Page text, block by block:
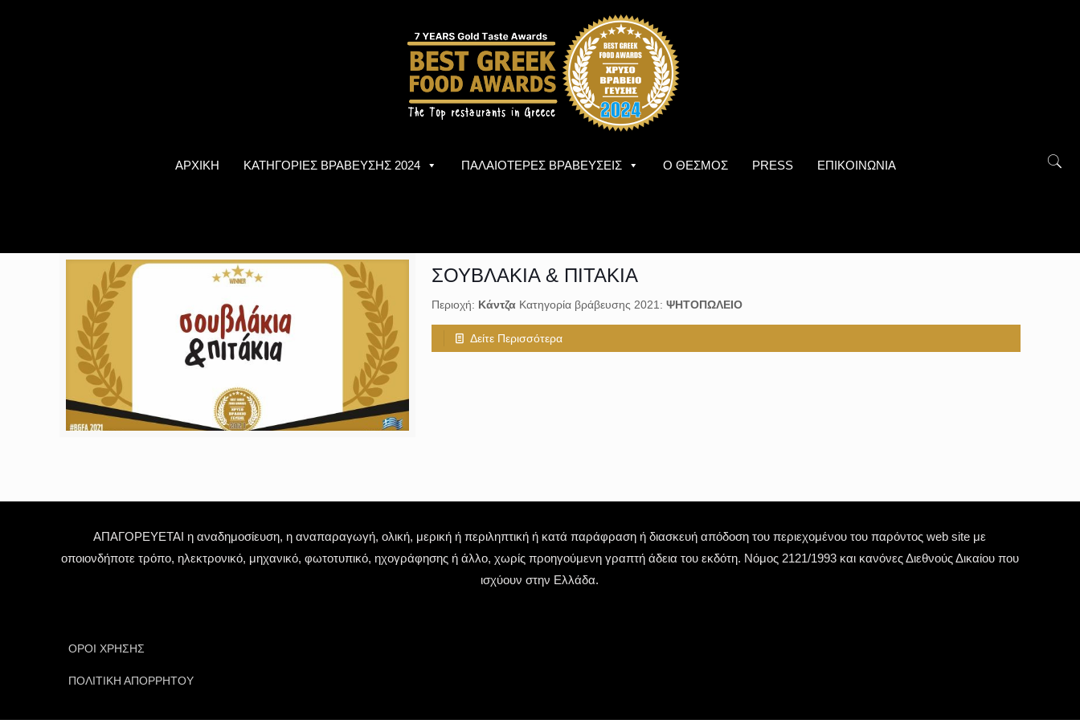
ΑΡΧΙΚΗ ΚΑΤΗΓΟΡΙΕΣ ΒΡΑΒΕΥΣΗΣ 2024 ΠΑΛΑΙΟΤΕΡΕΣ ΒΡΑΒΕΥΣΕΙΣ Ο ΘΕΣΜΟΣ PRESS ΕΠΙΚΟΙΝΩΝΙΑ
ΣΟΥΒΛΑΚΙΑ & ΠΙΤΑΚΙΑ
Περιοχή: ΚάντζαΚατηγορία βράβευσης 2021: ΨΗΤΟΠΩΛΕΙΟ
Δείτε Περισσότερα
ΑΠΑΓΟΡΕΥΕΤΑΙ η αναδημοσίευση, η αναπαραγωγή, ολική, μερική ή περιληπτική ή κατά παράφραση ή διασκευή απόδοση του περιεχομένου του παρόντος web site με
οποιονδήποτε τρόπο, ηλεκτρονικό, μηχανικό, φωτοτυπικό, ηχογράφησης ή άλλο, χωρίς προηγούμενη γραπτή άδεια του εκδότη. Νόμος 2121/1993 και κανόνες Διεθνούς Δικαίου που
ισχύουν στην Ελλάδα.
ΟΡΟΙ ΧΡΗΣΗΣ
ΠΟΛΙΤΙΚΗ ΑΠΟΡΡΗΤΟΥ